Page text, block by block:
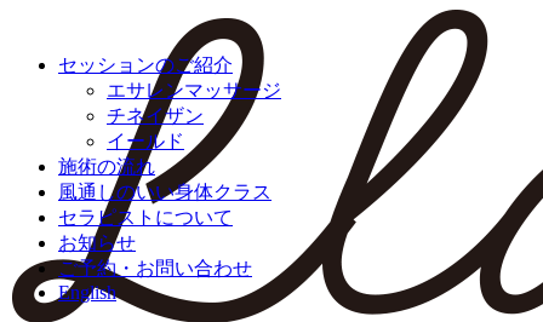
セッションのご紹介
エサレンマッサージ
チネイザン
イールド
施術の流れ
風通しのいい身体クラス
セラピストについて
お知らせ
ご予約・お問い合わせ
English